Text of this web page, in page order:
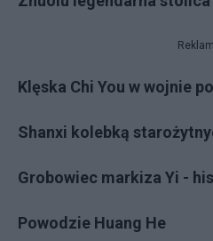
Klęska Chi You w wojnie
Shanxi kolebką
Grobowiec markiza Yi -
Powodzie Huang He